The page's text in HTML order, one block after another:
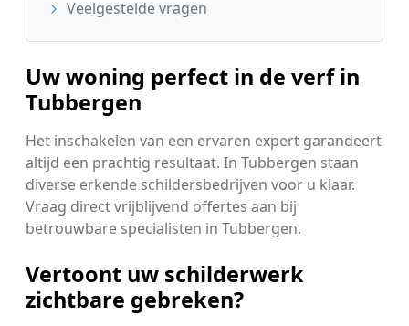
Veelgestelde vragen
Uw woning perfect in de verf in
Tubbergen
Het inschakelen van een ervaren expert garandeert
altijd een prachtig resultaat. In Tubbergen staan
diverse erkende schildersbedrijven voor u klaar.
Vraag direct vrijblijvend offertes aan bij
betrouwbare specialisten in Tubbergen.
Vertoont uw schilderwerk
zichtbare gebreken?